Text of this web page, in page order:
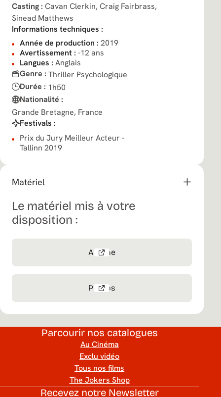
Casting : Cavan Clerkin, Craig Fairbrass,
Sinead Matthews
Informations techniques :
Année de production : 2019
Avertissement : -12 ans
Langues : Anglais
Genre : Thriller Psychologique
Durée : 1h50
Nationalité :
Grande Bretagne, France
Festivals :
Prix du Jury Meilleur Acteur -
Tallinn 2019
Matériel
Le matériel mis à votre
disposition :
Affiche
Photos
Parcourir nos catalogues
Au Cinéma
Exclu vidéo
Tous nos films
The Jokers Shop
Recevez notre Newsletter